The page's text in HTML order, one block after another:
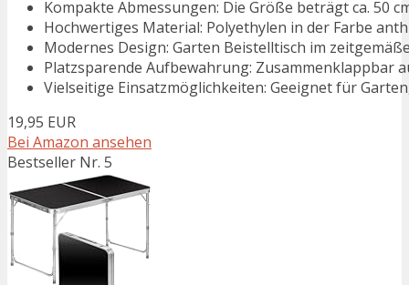
Kompakte Abmessungen: Die Größe beträgt ca. 50
Hochwertiges Material: Polyethylen in der Farbe
Modernes Design: Garten Beistelltisch im
Platzsparende Aufbewahrung: Zusammenklappbar
Vielseitige Einsatzmöglichkeiten: Geeignet für
19,95 EUR
Bei Amazon ansehen
Bestseller Nr. 5